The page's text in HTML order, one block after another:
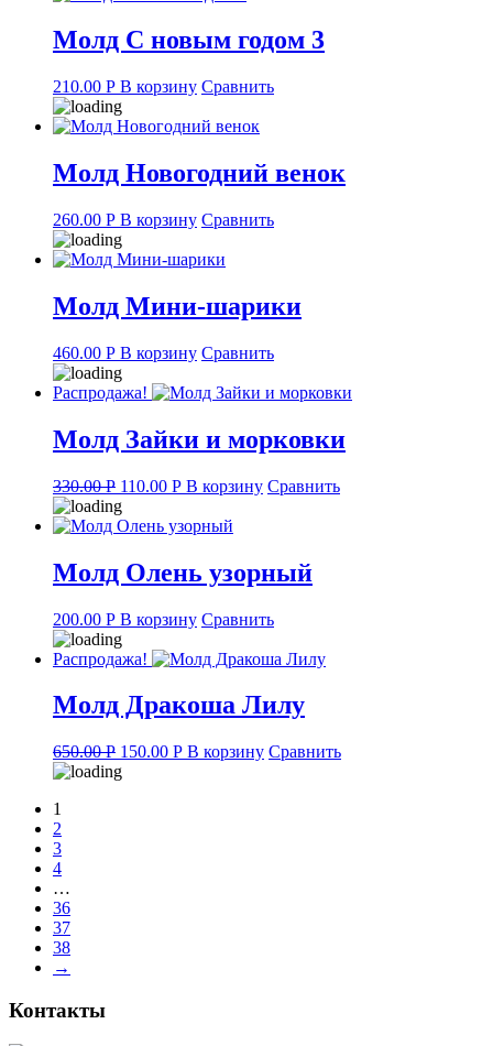
Молд С новым годом 3
210.00 Р В корзину Сравнить
Молд Новогодний венок
260.00 Р В корзину Сравнить
Молд Мини-шарики
460.00 Р В корзину Сравнить
Распродажа!
Молд Зайки и морковки
330.00Р Original
price
was:
110.00 РCurrent
is:
В корзину Сравнить
Молд Олень узорный
200.00 Р В корзину Сравнить
Распродажа!
Молд Дракоша Лилу
650.00Р Original
price
150.00 РCurrent
В корзину Сравнить
1
2
3
4
…
36
37
38
→
Контакты